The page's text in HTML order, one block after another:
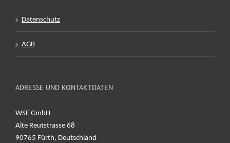
Datenschutz
AGB
ADRESSE UND KONTAKTDATEN
WSE GmbH
Alte Reutstrasse 68
90765 Fürth, Deutschland